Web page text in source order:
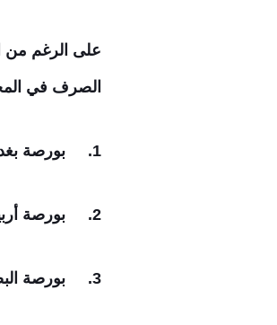
على الرغم من
الصرف في
1. بورصة بغداد
2. بورصة أربيل:
3. بورصة البصرة: